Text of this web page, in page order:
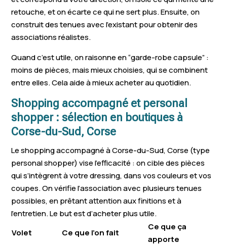
retouche, et on écarte ce qui ne sert plus. Ensuite, on
construit des tenues avec l’existant pour obtenir des
associations réalistes.
Quand c’est utile, on raisonne en “garde-robe capsule” :
moins de pièces, mais mieux choisies, qui se combinent
entre elles. Cela aide à mieux acheter au quotidien.
Shopping accompagné et personal
shopper : sélection en boutiques à
Corse-du-Sud, Corse
Le shopping accompagné à Corse-du-Sud, Corse (type
personal shopper) vise l’efficacité : on cible des pièces
qui s’intègrent à votre dressing, dans vos couleurs et vos
coupes. On vérifie l’association avec plusieurs tenues
possibles, en prêtant attention aux finitions et à
l’entretien. Le but est d’acheter plus utile.
Volet
Ce que l’on fait
Ce que ça
apporte